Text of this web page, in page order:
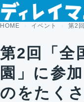
コンテンツへスキップ
HOME イベント 第2
第2回「全
園」に参
のをたく